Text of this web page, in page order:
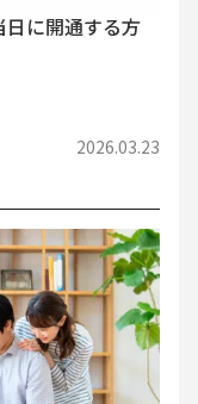
に開通する方
2026.03.23